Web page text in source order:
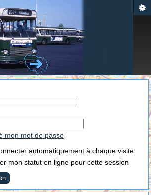
mon mot de passe
automatiquement à chaque visite
mon statut en ligne pour cette session